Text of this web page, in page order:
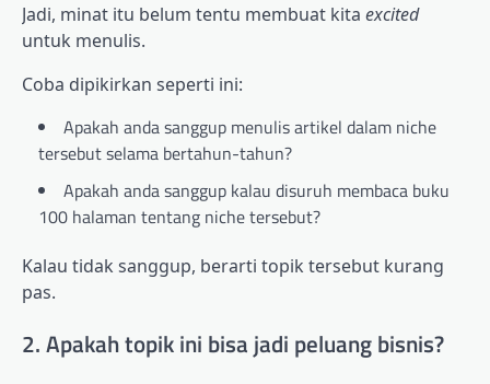
Jadi, minat itu belum tentu membuat kita excited
untuk menulis.
Coba dipikirkan seperti ini:
Apakah anda sanggup menulis artikel dalam niche
tersebut selama bertahun-tahun?
Apakah anda sanggup kalau disuruh membaca buku
100 halaman tentang niche tersebut?
Kalau tidak sanggup, berarti topik tersebut kurang
pas.
2. Apakah topik ini bisa jadi peluang bisnis?